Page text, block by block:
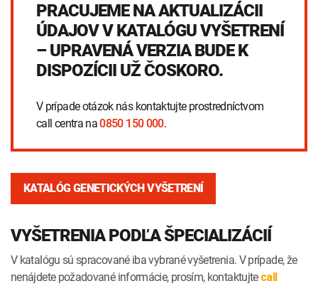
Výsledky vyšetrení Kortizol Odberová príručka
INTOLERANCIA POTRAVÍN Lymská borelióza
PRACUJEME NA AKTUALIZÁCII
ÚDAJOV V KATALÓGU VYŠETRENÍ
– UPRAVENÁ VERZIA BUDE K
DISPOZÍCII UŽ ČOSKORO.
V prípade otázok nás kontaktujte prostredníctvom
call centra na0850 150 000.
KATALÓG GENETICKÝCH VYŠETRENÍ
VYŠETRENIA PODĽA ŠPECIALIZÁCIÍ
V katalógu sú spracované iba vybrané vyšetrenia. V prípade, že
nenájdete požadované informácie, prosím, kontaktujte call